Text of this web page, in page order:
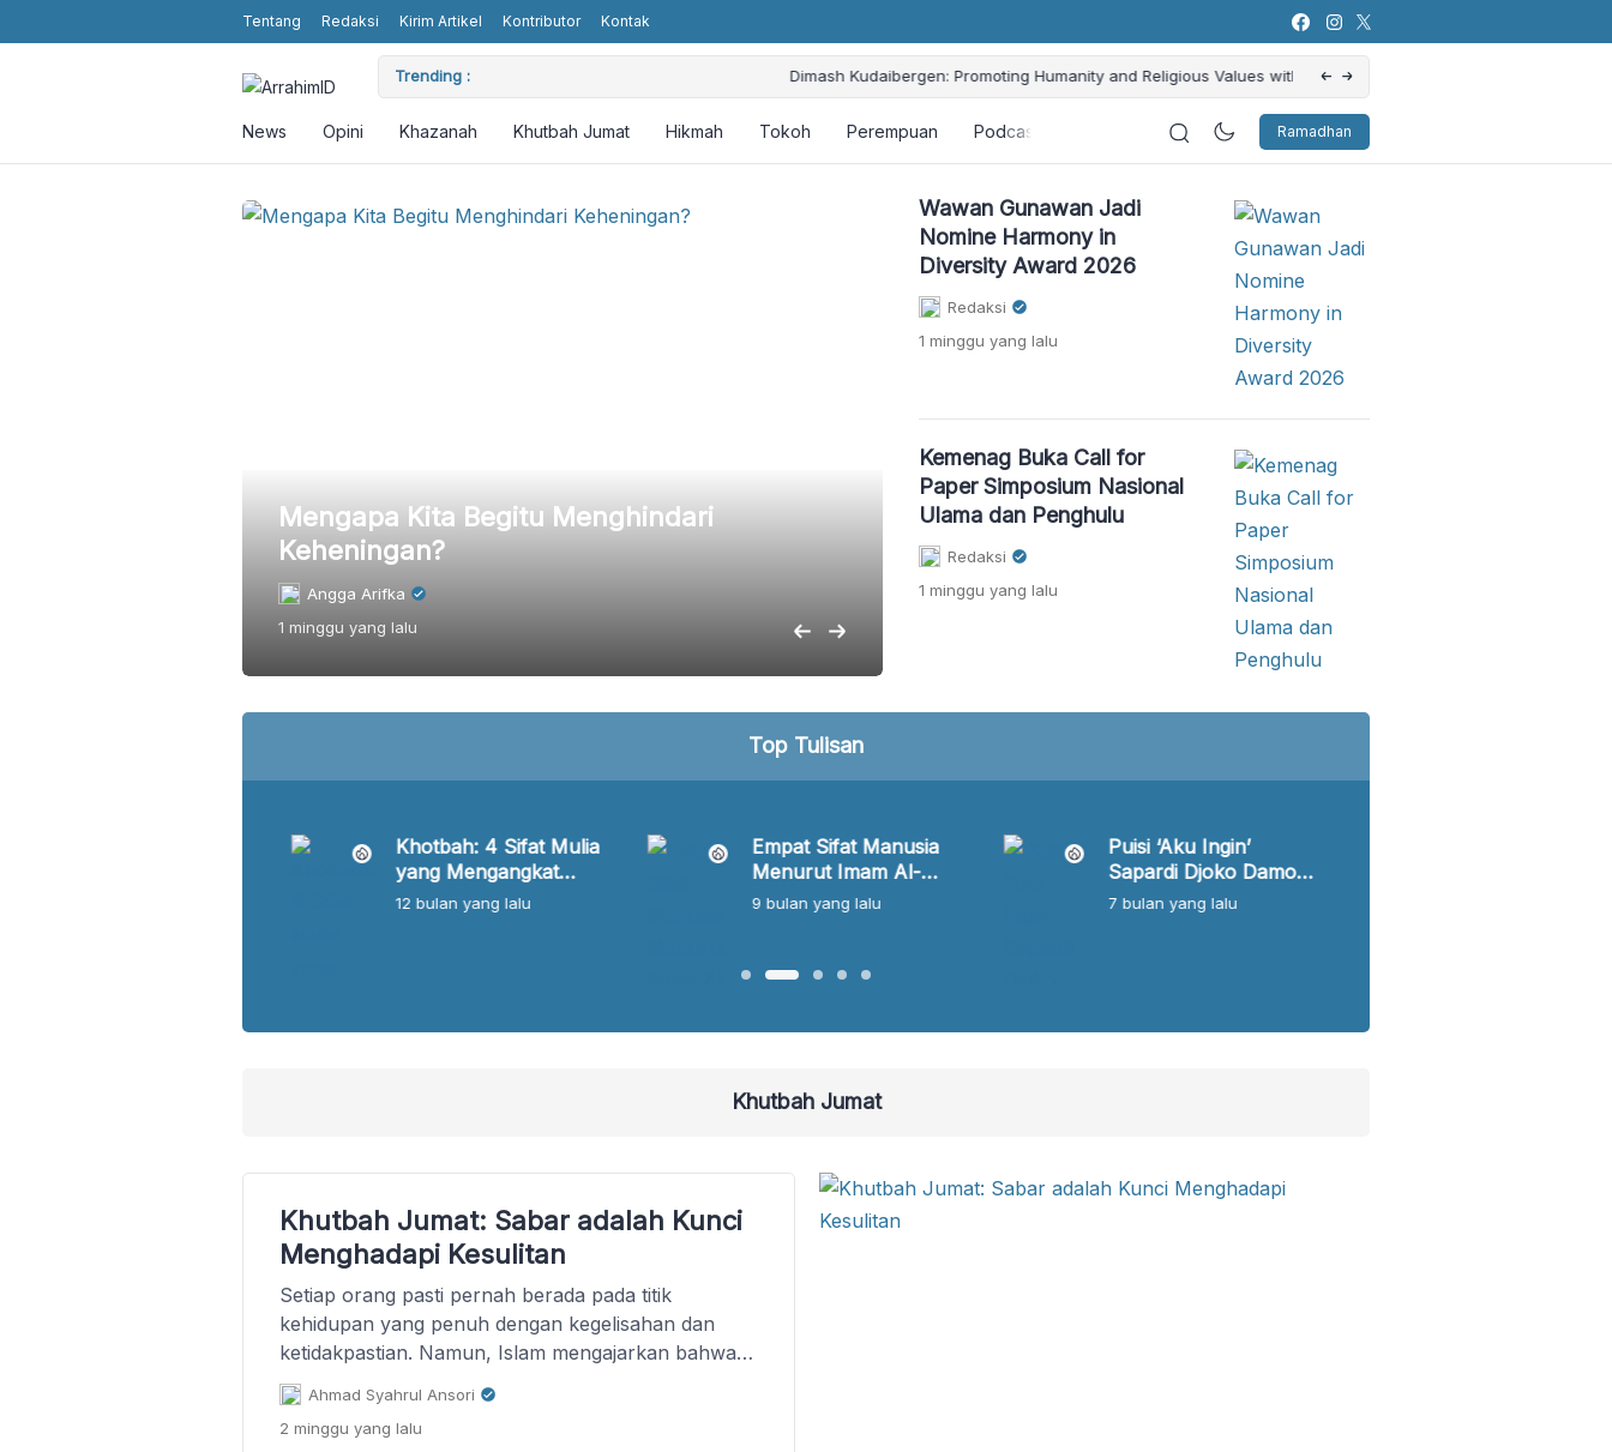
Tentang Redaksi Kirim Artikel Kontributor Kontak
Trending :
Dimash Kudaibergen: Promoting Humanity and Religious Values without Religious Attributes in the Showbiz
World
KH. Masbuhin Faqih: Ajarkan
Ramadhan
News Opini Khazanah Khutbah Jumat Hikmah Tokoh Perempuan Podcast
Mengapa Kita Begitu Menghindari
Keheningan?
Angga Arifka
1 minggu yang lalu
Mengapa Santri Perlu Berdebat dalam
Memahami Fikih?
M Mujibuddin
Wawan Gunawan Jadi
Nomine Harmony in
Diversity Award 2026
Redaksi
1 minggu yang lalu
Kemenag Buka Call for
Paper Simposium Nasional
Ulama dan Penghulu
Redaksi
1 minggu yang lalu
Top Tulisan
Khotbah: 4 Sifat Mulia
yang Mengangkat
Derajat Seseorang
12 bulan yang lalu
Empat Sifat Manusia
Menurut Imam Al-
Ghazali yang
9 bulan yang lalu
Puisi ‘Aku Ingin’
Sapardi Djoko Damono
Hakikat Cinta Tasawuf
7 bulan yang lalu
Khutbah Jumat
Khutbah Jumat: Sabar adalah Kunci
Menghadapi Kesulitan
Setiap orang pasti pernah berada pada titik
kehidupan yang penuh dengan kegelisahan dan
ketidakpastian. Namun, Islam mengajarkan bahwa
seorang mukmin tidak boleh membiarkan dirinya
larut dalam kekhawatiran. Lalu, bagaimana
seharusnya kita menyikapi kondisi sulit yang kita
Ahmad Syahrul Ansori
2 minggu yang lalu